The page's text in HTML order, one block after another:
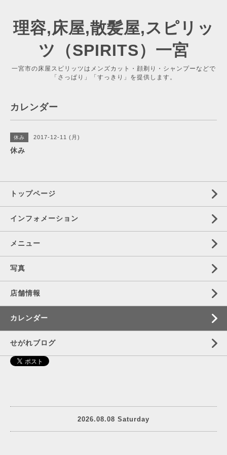
理容,床屋,散髪屋,スピリッ
ツ（SPIRITS）一宮
一宮市の床屋スピリッツはメンズカット・顔剃り・シャンプーなどで
「さっぱり」「すっきり」を提供します。
カレンダー
休み 2017-12-11 (月)
休み
トップページ
インフォメーション
メニュー
写真
店舗情報
カレンダー
せがれブログ
2026.08.08 Saturday